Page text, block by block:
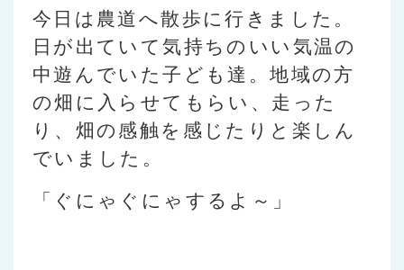
今日は農道へ散歩に行きました。
日が出ていて気持ちのいい気温の
中遊んでいた子ども達。地域の方
の畑に入らせてもらい、走った
り、畑の感触を感じたりと楽しん
でいました。
「ぐにゃぐにゃするよ～」